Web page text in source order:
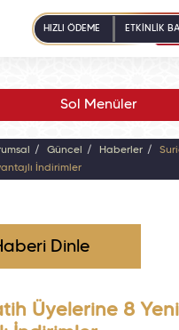
HIZLI ÖDEME ETKİNLİK
Sol Menüler
Güncel Haberler
İndirimler
Dinle
Üyelerine 8